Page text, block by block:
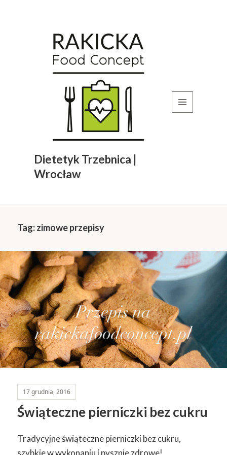
Dietetyk Trzebnica |
Wrocław
Tag:zimowe przepisy
17 grudnia, 2016
Świąteczne pierniczki bez cukru
Tradycyjne świąteczne pierniczki bez cukru,
szybkie w wykonaniu i pysznie zdrowe!